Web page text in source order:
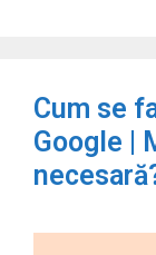
Cum se
Google |